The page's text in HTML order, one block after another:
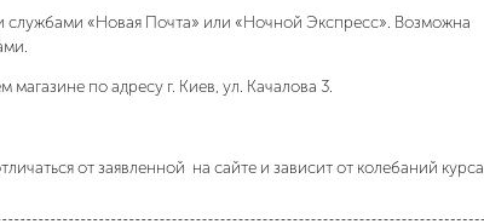
службами «Новая Почта» или «Ночной Экспресс». Возможна
по адресу г. Киев, ул. Качалова 3.
от заявленной на сайте и зависит от колебаний курса